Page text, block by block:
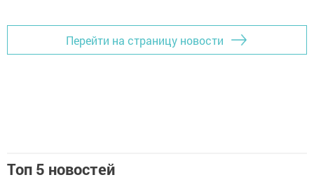
Перейти на страницу новости
Топ 5 новостей